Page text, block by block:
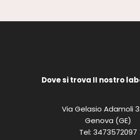
Dove si trova II nostro
Via Gelasio Adamoli
Genova (GE)
Tel: 3473572097